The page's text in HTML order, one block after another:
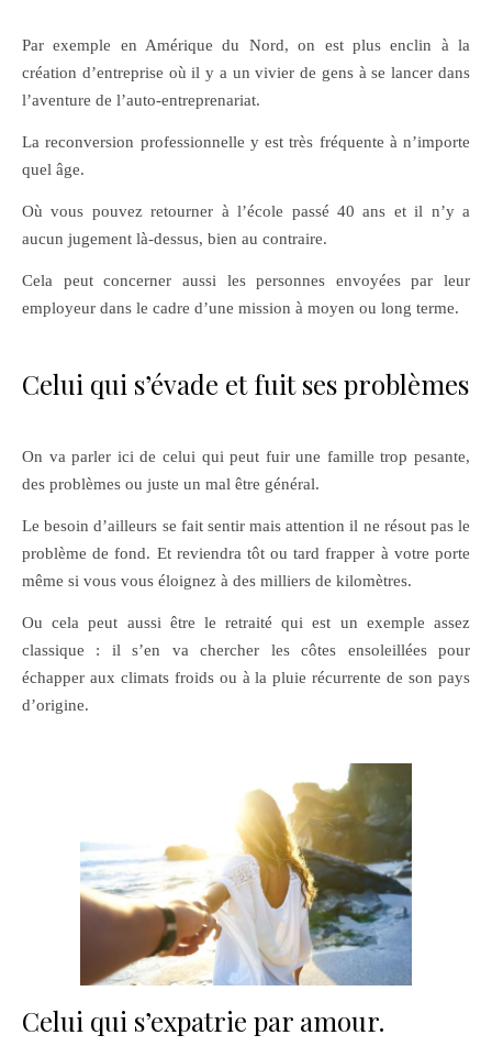
Par exemple en Amérique du Nord, on est plus enclin à la
création d’entreprise où il y a un vivier de gens à se lancer dans
l’aventure de l’auto-entreprenariat.
La reconversion professionnelle y est très fréquente à n’importe
quel âge.
Où vous pouvez retourner à l’école passé 40 ans et il n’y a
aucun jugement là-dessus, bien au contraire.
Cela peut concerner aussi les personnes envoyées par leur
employeur dans le cadre d’une mission à moyen ou long terme.
Celui qui s’évade et fuit ses problèmes
On va parler ici de celui qui peut fuir une famille trop pesante,
des problèmes ou juste un mal être général.
Le besoin d’ailleurs se fait sentir mais attention il ne résout pas le
problème de fond. Et reviendra tôt ou tard frapper à votre porte
même si vous vous éloignez à des milliers de kilomètres.
Ou cela peut aussi être le retraité qui est un exemple assez
classique : il s’en va chercher les côtes ensoleillées pour
échapper aux climats froids ou à la pluie récurrente de son pays
d’origine.
Celui qui s’expatrie par amour.